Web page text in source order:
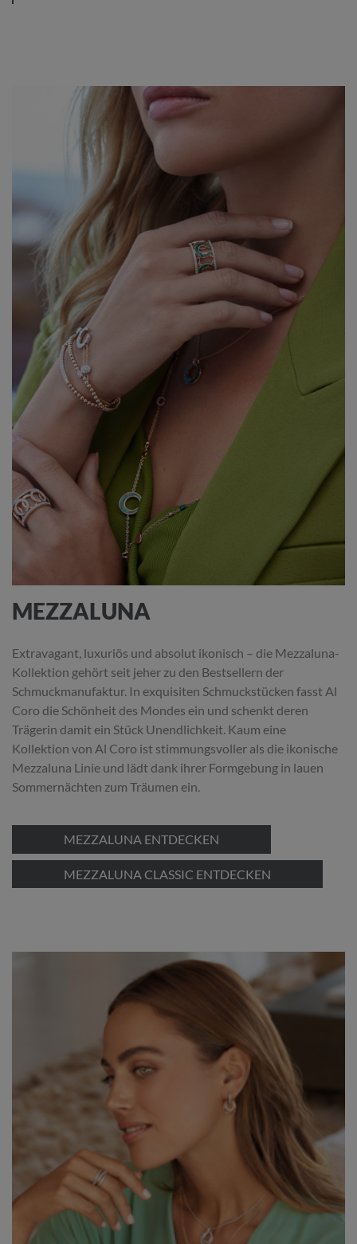
MEZZALUNA
Extravagant, luxuriös und absolut ikonisch – die Mezzaluna-
Kollektion gehört seit jeher zu den Bestsellern der
Schmuckmanufaktur. In exquisiten Schmuckstücken fasst Al
Coro die Schönheit des Mondes ein und schenkt deren
Trägerin damit ein Stück Unendlichkeit. Kaum eine
Kollektion von Al Coro ist stimmungsvoller als die ikonische
Mezzaluna Linie und lädt dank ihrer Formgebung in lauen
Sommernächten zum Träumen ein.
MEZZALUNA ENTDECKEN
MEZZALUNA CLASSIC ENTDECKEN